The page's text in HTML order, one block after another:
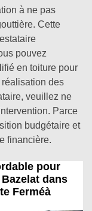
à ne pas
Cette
pouvez
en toiture pour
des
veuillez ne
Parce
budgétaire et
financière.
pour
dans
Ferméà